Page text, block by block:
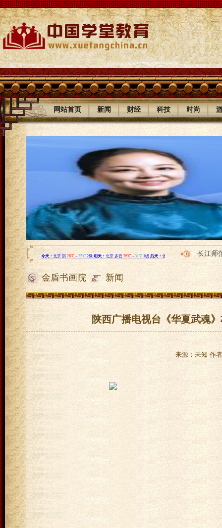
网站首页 | 新闻 | 财经 | 科技 | 时尚 |
长江师
宇通“
金盾书画院 新闻
陕西广播电视台《华夏武魂
来源：未知 作